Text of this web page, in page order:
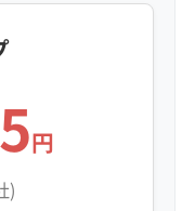
、高圧洗浄で物
分解洗浄」が最も
で一番やっ
円
)